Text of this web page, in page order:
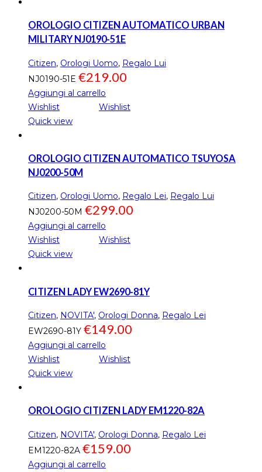
OROLOGIO CITIZEN AUTOMATICO URBAN
MILITARY NJ0190-51E
Citizen, Orologi Uomo, Regalo Lui
NJ0190-51E €219.00
Aggiungi al carrello
Wishlist
Wishlist
Quick view
OROLOGIO CITIZEN AUTOMATICO TSUYOSA
NJ0200-50M
Citizen, Orologi Uomo, Regalo Lei, Regalo Lui
NJ0200-50M €299.00
Aggiungi al carrello
Wishlist
Wishlist
Quick view
CITIZEN LADY EW2690-81Y
Citizen, NOVITA', Orologi Donna, Regalo Lei
EW2690-81Y €149.00
Aggiungi al carrello
Wishlist
Wishlist
Quick view
OROLOGIO CITIZEN LADY EM1220-82A
Citizen, NOVITA', Orologi Donna, Regalo Lei
EM1220-82A €159.00
Aggiungi al carrello